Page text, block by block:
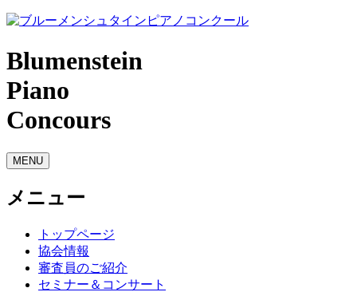
Blumenstein
Piano
Concours
MENU
メニュー
トップページ
協会情報
審査員のご紹介
セミナー＆コンサート